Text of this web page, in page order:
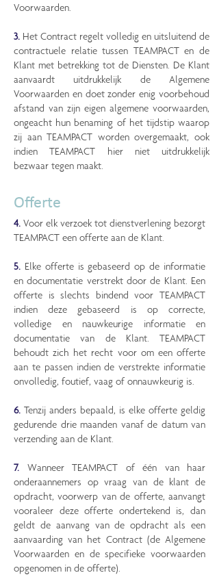
Voorwaarden.
3. Het Contract regelt volledig en uitsluitend de
contractuele relatie tussen TEAMPACT en de
Klant met betrekking tot de Diensten. De Klant
aanvaardt uitdrukkelijk de Algemene
Voorwaarden en doet zonder enig voorbehoud
afstand van zijn eigen algemene voorwaarden,
ongeacht hun benaming of het tijdstip waarop
zij aan TEAMPACT worden overgemaakt, ook
indien TEAMPACT hier niet uitdrukkelijk
bezwaar tegen maakt.​
Offerte
4. Voor elk verzoek tot dienstverlening bezorgt
TEAMPACT een offerte aan de Klant.
5. Elke offerte is gebaseerd op de informatie
en documentatie verstrekt door de Klant. Een
offerte is slechts bindend voor TEAMPACT
indien deze gebaseerd is op correcte,
volledige en nauwkeurige informatie en
documentatie van de Klant. TEAMPACT
behoudt zich het recht voor om een offerte
aan te passen indien de verstrekte informatie
onvolledig, foutief, vaag of onnauwkeurig is.
6. Tenzij anders bepaald, is elke offerte geldig
gedurende drie maanden vanaf de datum van
verzending aan de Klant.
7. Wanneer TEAMPACT of één van haar
onderaannemers op vraag van de klant de
opdracht, voorwerp van de offerte, aanvangt
vooraleer deze offerte ondertekend is, dan
geldt de aanvang van de opdracht als een
aanvaarding van het Contract (de Algemene
Voorwaarden en de specifieke voorwaarden
opgenomen in de offerte).